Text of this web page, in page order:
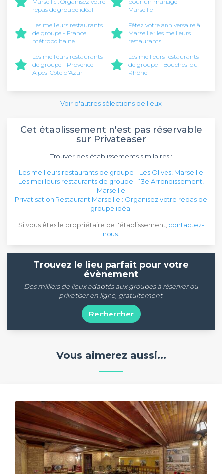
Marseille : Organisez votre
repas de groupe idéal
pour un mariage -
Marseille
Les meilleurs restaurants
de groupe - France
métropolitaine
Fêtez votre anniversaire à
Marseille : les meilleurs
restaurants
Les meilleurs restaurants
de groupe - Provence-
Alpes-Côte d'Azur
Les meilleurs restaurants
de groupe - Bouches-du-
Rhône
Voir d'autres sélections de lieux
Cet établissement n'est pas réservable
sur Privateaser
Trouver des établissements similaires :
Les meilleurs restaurants de groupe - Les Olives, Marseille
Les meilleurs restaurants de groupe - 13e Arrondissement,
Marseille
Privatisation Restaurant Marseille : Organisez votre repas de
groupe idéal
Si vous êtes le propriétaire de l'établissement, contactez-
nous
Trouvez le lieu parfait pour votre
évènement
Des milliers de lieux adaptés aux groupes à réserver ou
privatiser en ligne, gratuitement.
Rechercher
Vous aimerez aussi...